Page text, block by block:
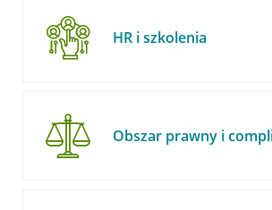
HR i szkolenia
Obszar prawny i